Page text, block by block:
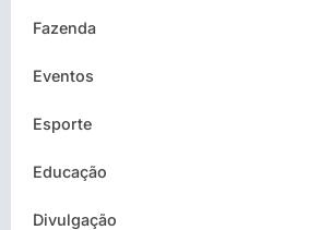
Fazenda
Eventos
Esporte
Educação
Divulgação